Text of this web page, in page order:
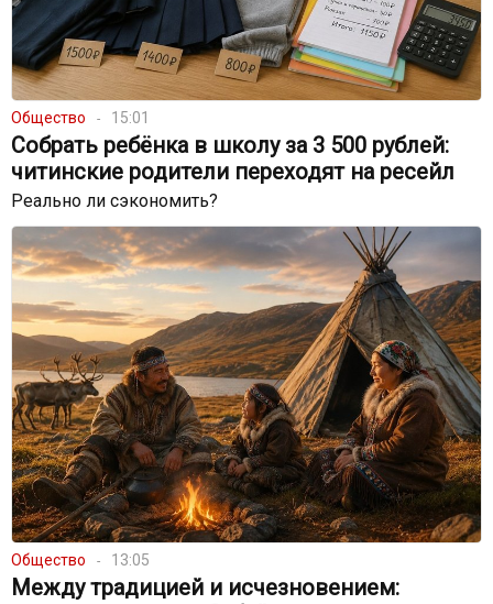
Общество 15:01
Собрать ребёнка в школу за 3 500 рублей:
читинские родители переходят на ресейл
Реально ли сэкономить?
Общество 13:05
Между традицией и исчезновением: